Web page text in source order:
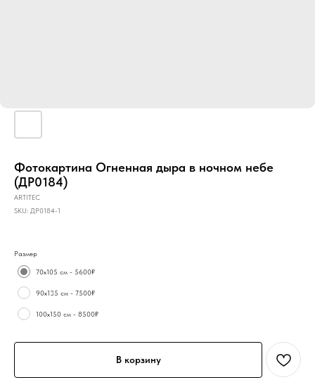
Фотокартина Огненная дыра в ночном небе
(ДР0184)
ARTITEC
SKU: ДР0184-1
Размер
70х105 см - 5600₽
90х135 см - 7500₽
100х150 см - 8500₽
В корзину